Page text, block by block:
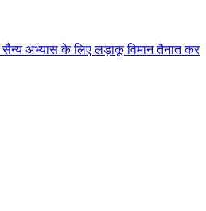
सैन्य अभ्यास के लिए लड़ाकू विमान तैनात कर